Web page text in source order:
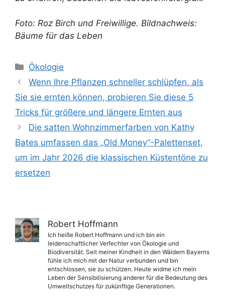
Foto: Roz Birch und Freiwillige. Bildnachweis:
Bäume für das Leben
Kategorien
Ökologie
Wenn Ihre Pflanzen schneller schlüpfen, als
Sie sie ernten können, probieren Sie diese 5
Tricks für größere und längere Ernten aus
Die satten Wohnzimmerfarben von Kathy
Bates umfassen das „Old Money“-Palettenset,
um im Jahr 2026 die klassischen Küstentöne zu
ersetzen
Robert Hoffmann
Ich heiße Robert Hoffmann und ich bin ein
leidenschaftlicher Verfechter von Ökologie und
Biodiversität. Seit meiner Kindheit in den Wäldern Bayerns
fühle ich mich mit der Natur verbunden und bin
entschlossen, sie zu schützen. Heute widme ich mein
Leben der Sensibilisierung anderer für die Bedeutung des
Umweltschutzes für zukünftige Generationen.